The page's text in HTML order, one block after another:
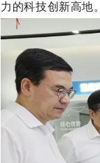
力的科技创新高地。